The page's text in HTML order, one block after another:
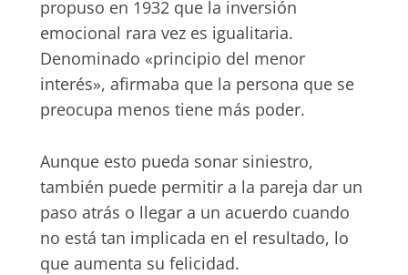
propuso en 1932 que la inversión
emocional rara vez es igualitaria.
Denominado «principio del menor
interés», afirmaba que la persona que se
preocupa menos tiene más poder.
Aunque esto pueda sonar siniestro,
también puede permitir a la pareja dar un
paso atrás o llegar a un acuerdo cuando
no está tan implicada en el resultado, lo
que aumenta su felicidad.